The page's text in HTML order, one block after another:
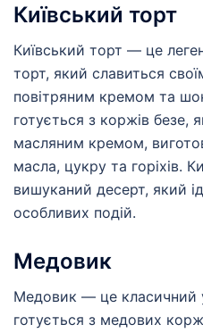
Київський торт
Київський торт — це
торт, який славиться
повітряним кремом та
готується з коржів безе,
масляним кремом,
масла, цукру та горіхів.
вишуканий десерт, який
особливих подій.
Медовик
Медовик — це класичний
готується з медових